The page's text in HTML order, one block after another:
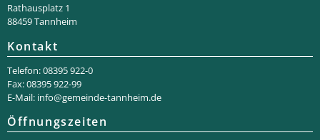
Rathaus­platz 1
88459 Tannheim
Kontakt
Telefon: 08395 922-0
Fax: 08395 922-99
E-Mail: info@gemeinde-tannheim.de
Öffnungszeiten